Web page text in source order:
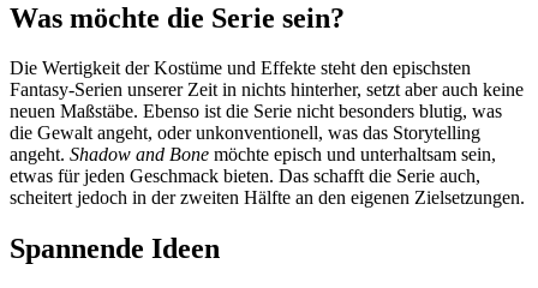
Was möchte die Serie sein?
Die Wertigkeit der Kostüme und Effekte steht den epischsten
Fantasy-Serien unserer Zeit in nichts hinterher, setzt aber auch keine
neuen Maßstäbe. Ebenso ist die Serie nicht besonders blutig, was
die Gewalt angeht, oder unkonventionell, was das Storytelling
angeht. Shadow and Bone möchte episch und unterhaltsam sein,
etwas für jeden Geschmack bieten. Das schafft die Serie auch,
scheitert jedoch in der zweiten Hälfte an den eigenen Zielsetzungen.
Spannende Ideen